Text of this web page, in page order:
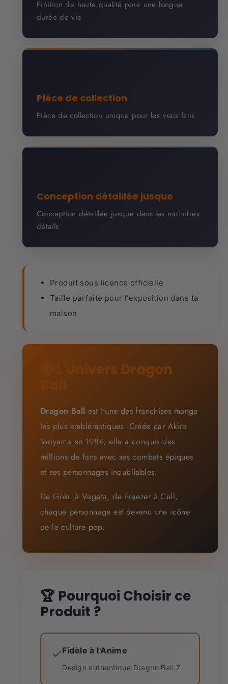
Finition de haute qualité pour une longue
durée de vie
Pièce de collection
Pièce de collection unique pour les vrais fans
Conception détaillée jusque
Conception détaillée jusque dans les moindres
détails
Produit sous licence officielle
Taille parfaite pour l'exposition dans ta
maison
🐉 L'Univers Dragon
Dragon Ball est l'une des franchises manga
les plus emblématiques. Créée par Akira
Toriyama en 1984, elle a conquis des
millions de fans avec ses combats épiques
et ses personnages inoubliables.
De Goku à Vegeta, de Freezer à Cell,
chaque personnage est devenu une icône
de la culture pop.
🏆 Pourquoi Choisir ce
Produit ?
✓Fidèle à l'Anime
Design authentique Dragon Ball Z